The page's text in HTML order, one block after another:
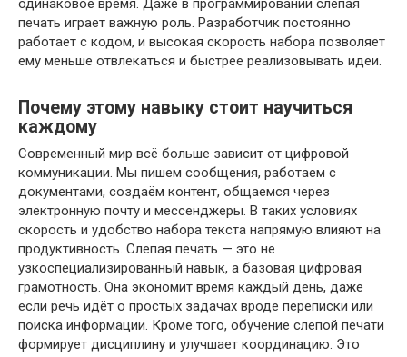
одинаковое время. Даже в программировании слепая
печать играет важную роль. Разработчик постоянно
работает с кодом, и высокая скорость набора позволяет
ему меньше отвлекаться и быстрее реализовывать идеи.
Почему этому навыку стоит научиться
каждому
Современный мир всё больше зависит от цифровой
коммуникации. Мы пишем сообщения, работаем с
документами, создаём контент, общаемся через
электронную почту и мессенджеры. В таких условиях
скорость и удобство набора текста напрямую влияют на
продуктивность. Слепая печать — это не
узкоспециализированный навык, а базовая цифровая
грамотность. Она экономит время каждый день, даже
если речь идёт о простых задачах вроде переписки или
поиска информации. Кроме того, обучение слепой печати
формирует дисциплину и улучшает координацию. Это